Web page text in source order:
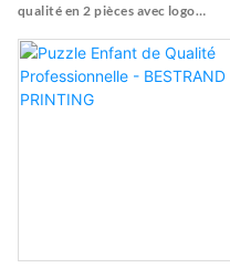
qualité en 2 pièces avec logo
le prix sur la boîte-cadeau de la
boîte d'emballage de luxe de bonne
qualité en 2 pièces avec logo
personnalisé - Shanghai Bestrand